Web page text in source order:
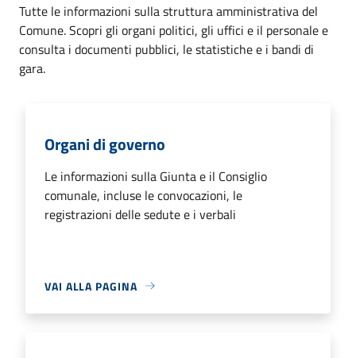
Tutte le informazioni sulla struttura amministrativa del
Comune. Scopri gli organi politici, gli uffici e il personale e
consulta i documenti pubblici, le statistiche e i bandi di
gara.
Organi di governo
Le informazioni sulla Giunta e il Consiglio
comunale, incluse le convocazioni, le
registrazioni delle sedute e i verbali
VAI ALLA PAGINA